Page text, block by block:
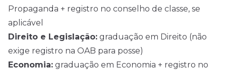
Propaganda + registro no conselho de classe, se
aplicável
Direito e Legislação: graduação em Direito (não
exige registro na OAB para posse)
Economia: graduação em Economia + registro no